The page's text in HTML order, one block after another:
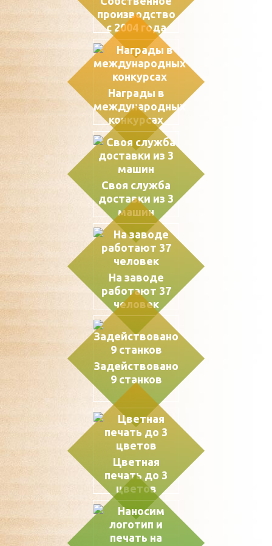
производство
с 2004 года
Награды в
международных
конкурсах
Своя служба
доставки из 3
машин
На заводе
работают 37
человек
Задействовано
9 станков
Цветная
печать до 3
цветов